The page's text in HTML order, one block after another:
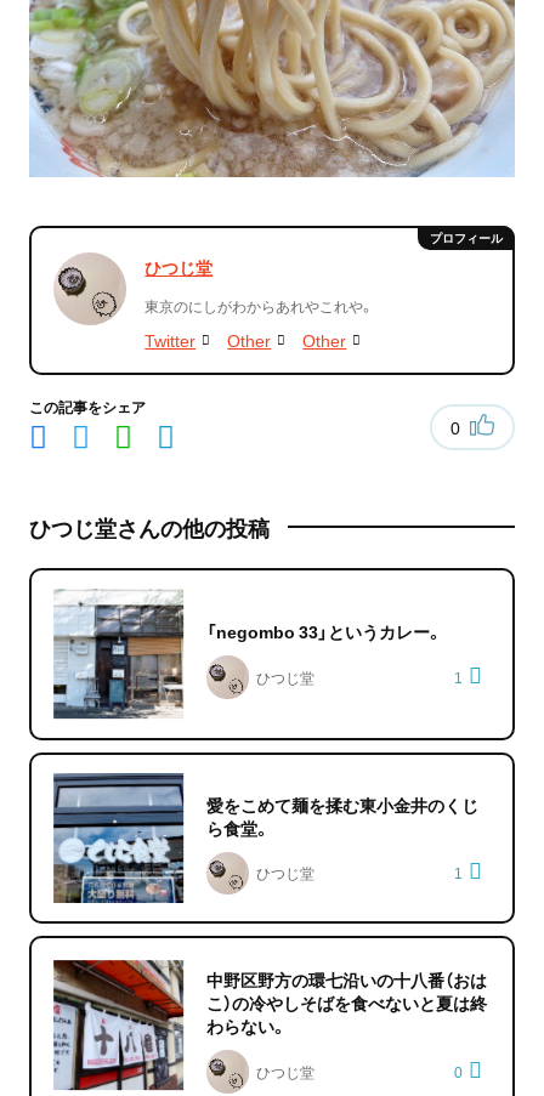
ひつじ堂
東京のにしがわからあれやこれや。
Twitter Other Other
この記事をシェア
0
ひつじ堂さんの他の投稿
「negombo 33」というカレー。
ひつじ堂 1
愛をこめて麺を揉む東小金井のくじ
ら食堂。
ひつじ堂 1
中野区野方の環七沿いの十八番（おは
こ）の冷やしそばを食べないと夏は終
わらない。
ひつじ堂 0